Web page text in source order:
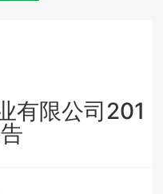
有限公司201